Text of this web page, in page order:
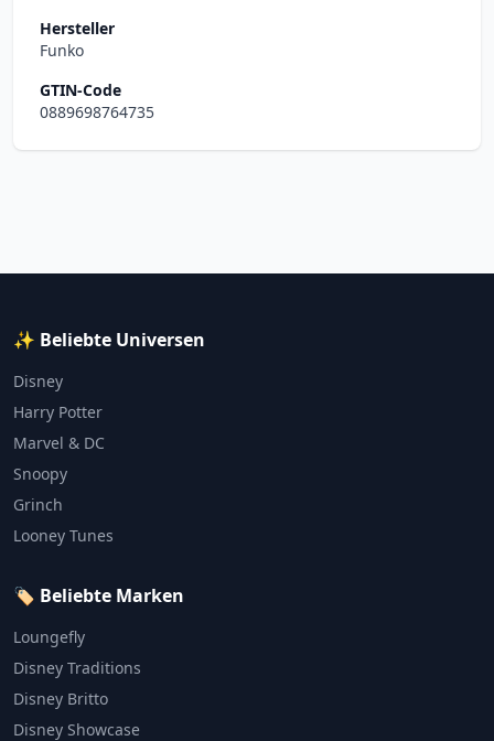
Hersteller
Funko
GTIN-Code
0889698764735
✨ Beliebte Universen
Disney
Harry Potter
Marvel & DC
Snoopy
Grinch
Looney Tunes
🏷️ Beliebte Marken
Loungefly
Disney Traditions
Disney Britto
Disney Showcase